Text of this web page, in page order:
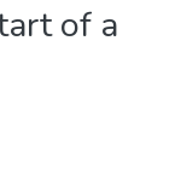
of a